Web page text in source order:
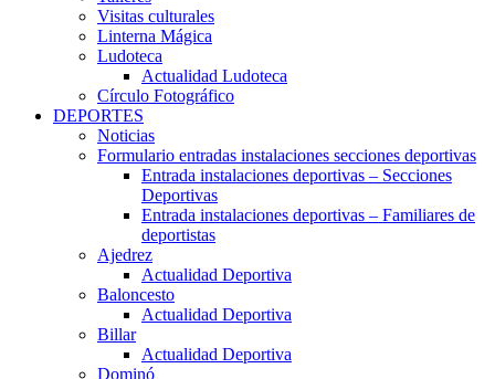
Visitas culturales
Linterna Mágica
Ludoteca
Actualidad Ludoteca
Círculo Fotográfico
DEPORTES
Noticias
Formulario entradas instalaciones secciones deportivas
Entrada instalaciones deportivas – Secciones
Deportivas
Entrada instalaciones deportivas – Familiares de
deportistas
Ajedrez
Actualidad Deportiva
Baloncesto
Actualidad Deportiva
Billar
Actualidad Deportiva
Dominó